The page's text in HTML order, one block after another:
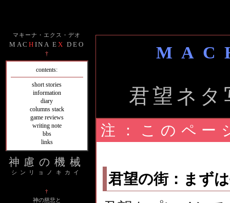
マキーナ・エクス・デオ
MAC H INA EX DEO
†
contents:
short stories
information
diary
columns stack
game reviews
writing note
bbs
links
神慮の機械
シンリョノキカイ
†
神の慈悲と
君望ネ
注：このペー
君望の街：まず